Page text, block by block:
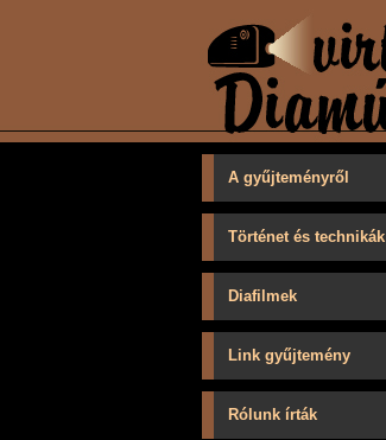
A gyűjteményről
Történet és technikák
Diafilmek
Link gyűjtemény
Rólunk írták